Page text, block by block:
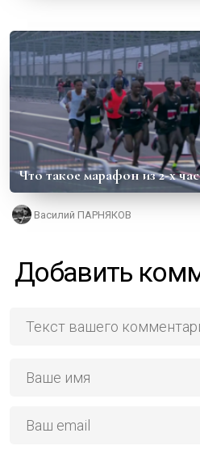
Что такое марафон из 2-х
Василий ПАРНЯКОВ
Добавить